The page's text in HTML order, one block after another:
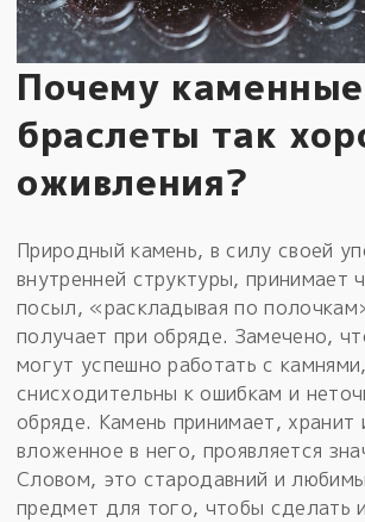
Почему каменные
браслеты так
оживления?
Природный камень, в силу своей
внутренней структуры, принимает
посыл, «раскладывая по
получает при обряде. Замечено,
могут успешно работать с
снисходительны к ошибкам и
обряде. Камень принимает, хранит
вложенное в него, проявляется
Словом, это стародавний и
предмет для того, чтобы сделать